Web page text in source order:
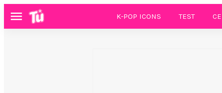
Menú K-POP ICONS TEST